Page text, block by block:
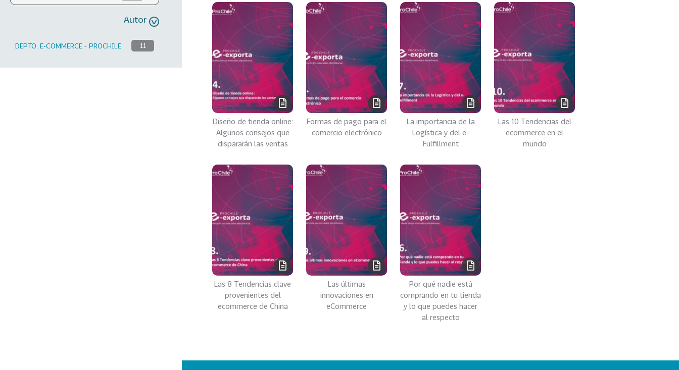
Autor
DEPTO. E-COMMERCE - PROCHILE 11
Diseño de tienda online:
Algunos consejos que
dispararán las ventas
Formas de pago para el
comercio electrónico
La importancia de la
Logística y del e-
Fulfillment
Las 10 Tendencias del
ecommerce en el
mundo
Las 8 Tendencias clave
provenientes del
ecommerce de China
Las últimas
innovaciones en
eCommerce
Por qué nadie está
comprando en tu tienda
y lo que puedes hacer
al respecto